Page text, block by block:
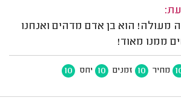
מעולה! הוא בן אדם מדהים ואנחנו
ממנו מאוד!
מחיר 10 זמנים 10 יחס 10